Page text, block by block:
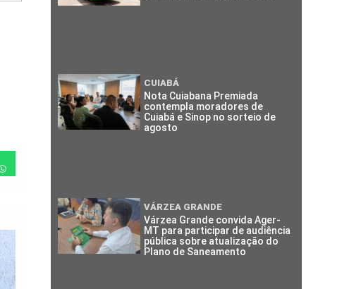
CUIABÁ
Nota Cuiabana Premiada
contempla moradores de
Cuiabá e Sinop no sorteio de
agosto
VÁRZEA GRANDE
Várzea Grande convida Ager-
MT para participar de audiência
pública sobre atualização do
Plano de Saneamento